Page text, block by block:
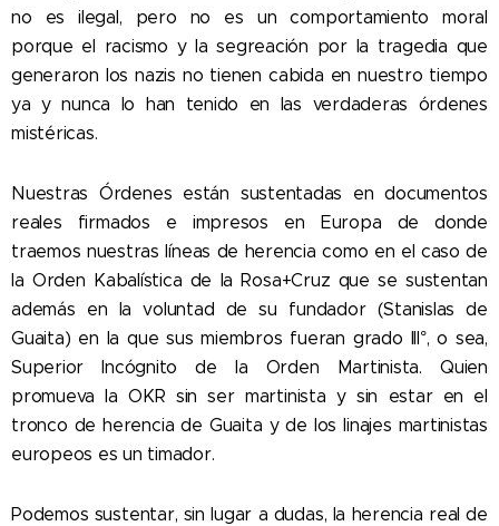
no es ilegal, pero no es un comportamiento moral
porque el racismo y la segreación por la tragedia que
generaron los nazis no tienen cabida en nuestro tiempo
ya y nunca lo han tenido en las verdaderas órdenes
mistéricas.
Nuestras Órdenes están sustentadas en documentos
reales firmados e impresos en Europa de donde
traemos nuestras líneas de herencia como en el caso de
la Orden Kabalística de la Rosa+Cruz que se sustentan
además en la voluntad de su fundador (Stanislas de
Guaita) en la que sus miembros fueran grado III°, o sea,
Superior Incógnito de la Orden Martinista. Quien
promueva la OKR sin ser martinista y sin estar en el
tronco de herencia de Guaita y de los linajes martinistas
europeos es un timador.
Podemos sustentar, sin lugar a dudas, la herencia real de